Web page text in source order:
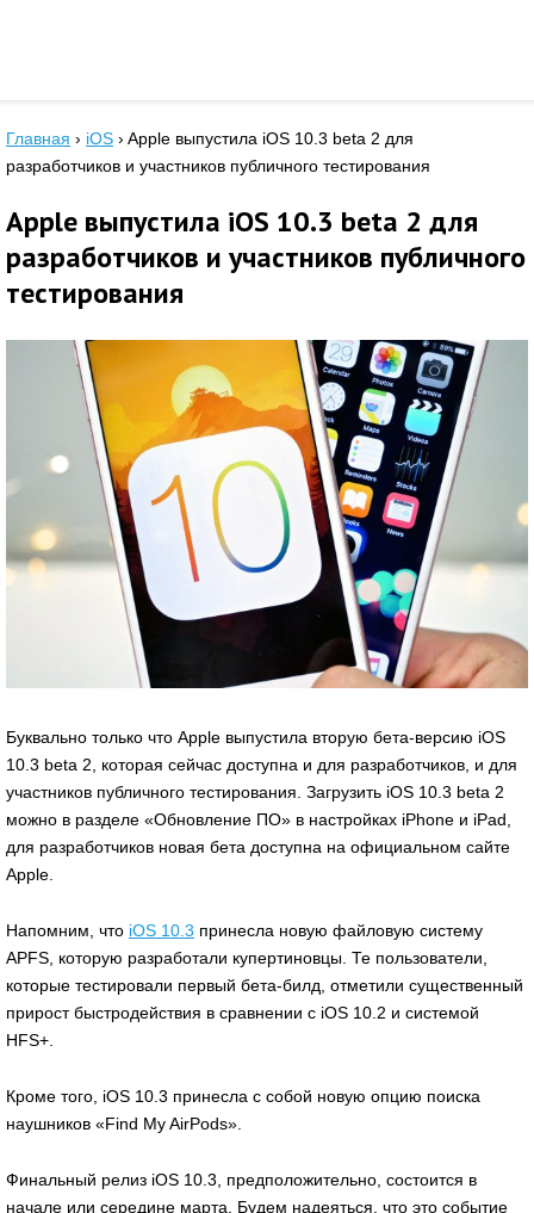
Главная › iOS › Apple выпустила iOS 10.3 beta 2 для
разработчиков и участников публичного тестирования
Apple выпустила iOS 10.3 beta 2 для
разработчиков и участников публичного
тестирования
Буквально только что Apple выпустила вторую бета-версию iOS
10.3 beta 2, которая сейчас доступна и для разработчиков, и для
участников публичного тестирования. Загрузить iOS 10.3 beta 2
можно в разделе «Обновление ПО» в настройках iPhone и iPad,
для разработчиков новая бета доступна на официальном сайте
Apple.
Напомним, что iOS 10.3 принесла новую файловую систему
APFS, которую разработали купертиновцы. Те пользователи,
которые тестировали первый бета-билд, отметили существенный
прирост быстродействия в сравнении с iOS 10.2 и системой
HFS+.
Кроме того, iOS 10.3 принесла с собой новую опцию поиска
наушников «Find My AirPods».
Финальный релиз iOS 10.3, предположительно, состоится в
начале или середине марта. Будем надеяться, что это событие